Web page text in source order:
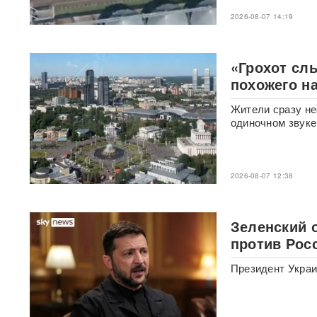
показал подземный завод
дронов на Украине, где
Масштабный сбой интернета
произошел по всей России:
перестали открываться
сайты и приложения
Россия бьет по складам
шоколада и мороженого?
Подоляка объяснил причину
таких ударов ВС РФ
88 дронов за ночь:
Ярославль пережил
крупнейшую атаку БПЛА ВСУ
с начала СВО
СМИ: 20-минутный удар ВС
РФ "приговорил систему"
ПВО Украины — Киев
2026-08-07 14:19
«Грохот
похожего
Жители сразу
одиночном
2026-08-07 12:38
Зеленский
против
Президент